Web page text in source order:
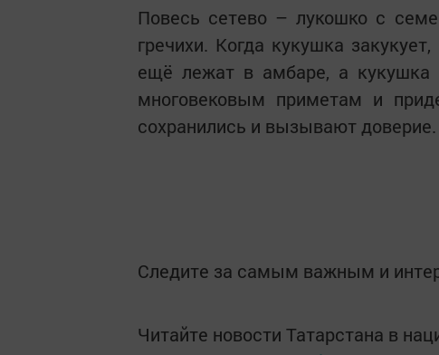
Повесь сетево – лукошко с
гречихи. Когда кукушка
ещё лежат в амбаре, а кукушка
многовековым приметам и
сохранились и вызывают доверие.
Следите за самым важным и
Читайте новости Татарстана в